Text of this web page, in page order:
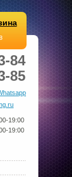
84
85
19:00
19:00